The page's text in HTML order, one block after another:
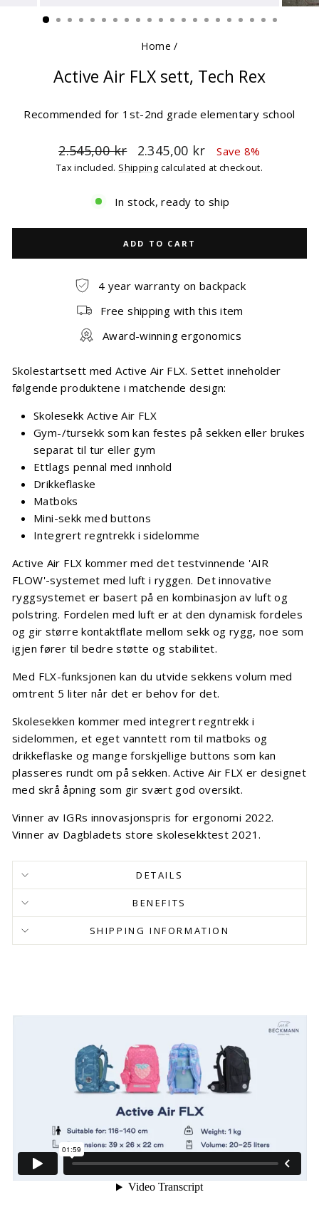
(ESC)
Home /
Active Air FLX sett, Tech Rex
Recommended for 1st-2nd grade elementary school
Regular
price
2.545,00 kr
Sale
price
2.345,00 kr Save 8%
Tax included. Shipping calculated at checkout.
In stock, ready to ship
ADD TO CART
4 year warranty on backpack
Free shipping with this item
Award-winning ergonomics
Skolestartsett med Active Air FLX. Settet inneholder
følgende produktene i matchende design:
Skolesekk Active Air FLX
Gym-/tursekk som kan festes på sekken eller brukes
separat til tur eller gym
Ettlags pennal med innhold
Drikkeflaske
Matboks
Mini-sekk med buttons
Integrert regntrekk i sidelomme
Active Air FLX kommer med det testvinnende 'AIR
FLOW'-systemet med luft i ryggen. Det innovative
ryggsystemet er basert på en kombinasjon av luft og
polstring. Fordelen med luft er at den dynamisk fordeles
og gir større kontaktflate mellom sekk og rygg, noe som
igjen fører til bedre støtte og stabilitet.
Med FLX-funksjonen kan du utvide sekkens volum med
omtrent 5 liter når det er behov for det.
Skolesekken kommer med integrert regntrekk i
sidelommen, et eget vanntett rom til matboks og
drikkeflaske og mange forskjellige buttons som kan
plasseres rundt om på sekken. Active Air FLX er designet
med skrå åpning som gir svært god oversikt.
Vinner av IGRs innovasjonspris for ergonomi 2022.
Vinner av Dagbladets store skolesekktest 2021.
DETAILS
BENEFITS
SHIPPING INFORMATION